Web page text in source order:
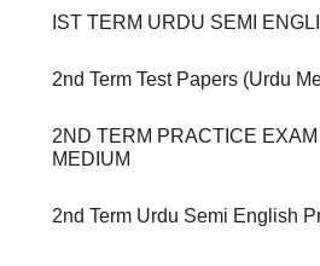
IST TERM URDU SEMI
2nd Term Test Papers (Urdu
2ND TERM PRACTICE
MEDIUM
2nd Term Urdu Semi English